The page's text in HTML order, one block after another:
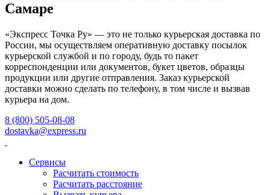
Самаре
«Экспресс Точка Ру» — это не только курьерская доставка по
России, мы осуществляем оперативную доставку посылок
курьерской службой и по городу, будь то пакет
корреспонденции или документов, букет цветов, образцы
продукции или другие отправления. Заказ курьерской
доставки можно сделать по телефону, в том числе и вызвав
курьера на дом.
8 (800) 505-08-08
dostavka@express.ru
Сервисы
Расчитать стоимость
Расчитать расстояние